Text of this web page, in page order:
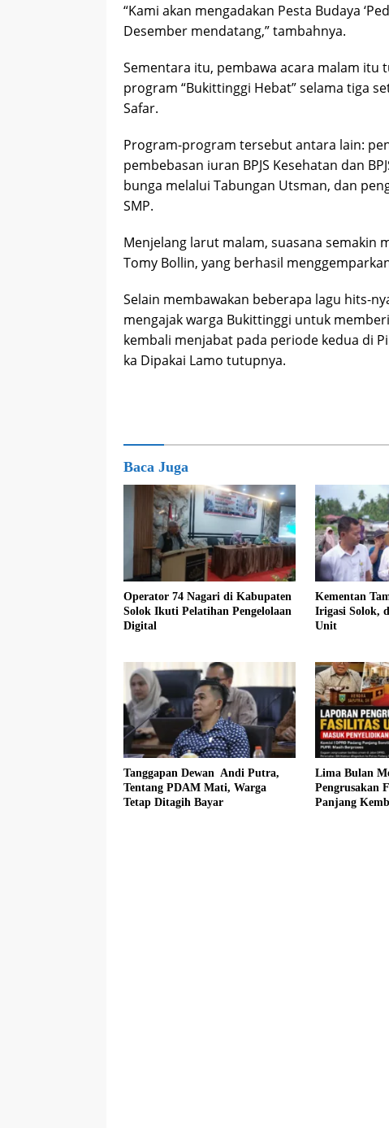
“Kami akan mengadakan Pesta Budaya
Desember mendatang,” tambahnya.
Sementara itu, pembawa acara malam itu
program “Bukittinggi Hebat” selama tiga
Safar.
Program-program tersebut antara lain:
pembebasan iuran BPJS Kesehatan dan
bunga melalui Tabungan Utsman, dan
SMP.
Menjelang larut malam, suasana semakin
Tomy Bollin, yang berhasil
Selain membawakan beberapa lagu hits-
mengajak warga Bukittinggi untuk
kembali menjabat pada periode kedua di
ka Dipakai Lamo tutupnya.
Baca Juga
Operator 74 Nagari di Kabupaten
Solok Ikuti Pelatihan Pengelolaan
Digital
Kementan
Irigasi Solok,
Unit
Tanggapan Dewan Andi Putra,
Tentang PDAM Mati, Warga
Tetap Ditagih Bayar
Lima Bulan
Pengrusakan
Panjang